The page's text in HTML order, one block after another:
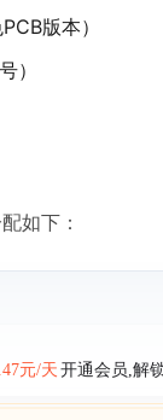
版本）
）
如下：
元/天开通会员,解